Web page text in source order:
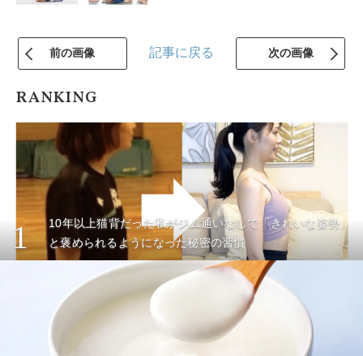
前の画像 記事に戻る 次の画像
RANKING
1
10年以上猫背だった私がジム通いなしで「きれいな姿勢」
と褒められるようになった秘密の習慣